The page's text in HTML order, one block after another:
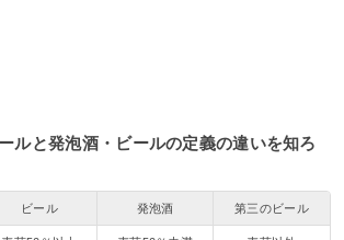
ルと発泡酒・ビールの定義の違いを知ろ
ビール 発泡酒 第三のビール